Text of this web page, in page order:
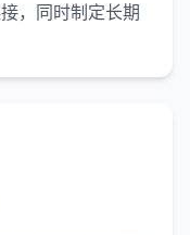
，同时制定长期